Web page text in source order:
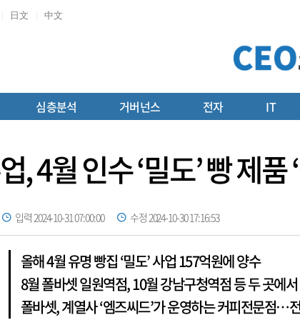
日文 中文
심층분석 거버넌스 전자 IT
, 4월 인수 ‘밀도’ 빵 제
입력 2024-10-31 07:00:00 수정 2024-10-30 17:16:53
올해 4월 유명 빵집 ‘밀도’ 사업 157억원에 양수
8월 폴바셋 일원역점, 10월 강남구청역점 등 두 곳에
폴바셋, 계열사 ‘엠즈씨드’가 운영하는 커피전문점…